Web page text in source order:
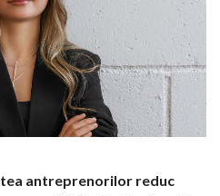
antreprenorilor reduc